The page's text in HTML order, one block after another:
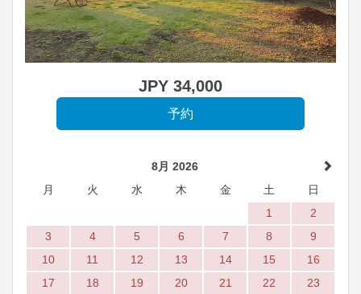
JPY 34,000
8月 2026
月
火 水 木 金 土
日
1
2
3
4 5 6 7 8
9
10
11 12 13 14 15
16
17
18 19 20 21 22 23